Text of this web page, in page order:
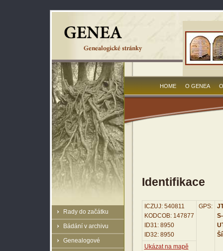
Rady do začátku
Bádání v archivu
Genealogové
HOME O GENEA
Identifikace
ICZUJ: 540811
KODCOB: 147877
ID31: 8950
ID32: 8950
GPS:
Ukázat na mapě